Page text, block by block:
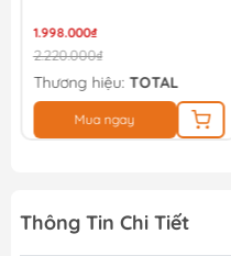
THKTHP41667
1.998.000₫
2.220.000₫
Thương hiệu: TOTAL
Mua ngay
Thông Tin Chi Tiết